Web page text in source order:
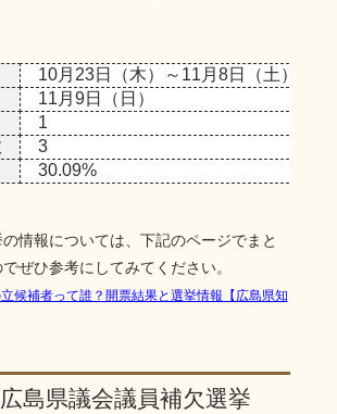
10月23日（木）～11月8日（土）
11月9日（日）
1
3
30.09%
情報については、下記のページでまと
ぜひ参考にしてみてください。
候補者って誰？開票結果と選挙情報【広島県知
広島県議会議員補欠選挙